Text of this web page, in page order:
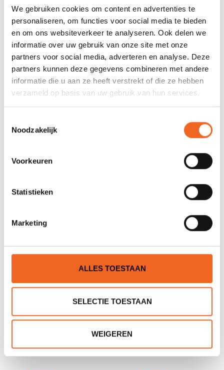
We gebruiken cookies om content en advertenties te
personaliseren, om functies voor social media te bieden
en om ons websiteverkeer te analyseren. Ook delen we
informatie over uw gebruik van onze site met onze
partners voor social media, adverteren en analyse. Deze
partners kunnen deze gegevens combineren met andere
informatie die u aan ze heeft verstrekt of die ze hebben
verzameld op basis van uw gebruik van hun services.
Noodzakelijk
Voorkeuren
Statistieken
Marketing
ALLES TOESTAAN
SELECTIE TOESTAAN
WEIGEREN
Afsluiting pols ExoSkin + velcro verstelbaar
Capuchon Nee
Zakjes 0
Spatzeil schacht Nee
REVIEWS
Nog niet gewaardeerd
GERELATEERDE PRODUCTEN
PALM VANTAGE PEAK PS TOURLITE L/S